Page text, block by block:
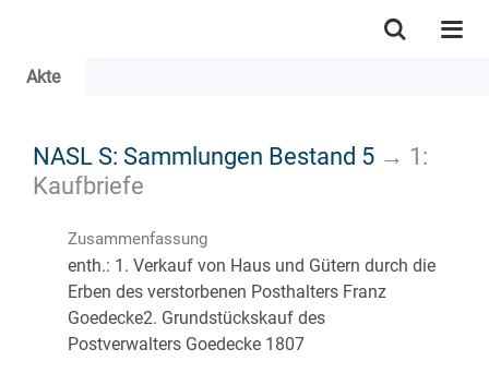
Akte
NASL S: Sammlungen Bestand 5 → 1:
Kaufbriefe
Zusammenfassung
enth.: 1. Verkauf von Haus und Gütern durch die
Erben des verstorbenen Posthalters Franz
Goedecke2. Grundstückskauf des
Postverwalters Goedecke 1807